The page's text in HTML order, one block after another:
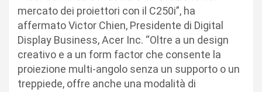
mercato dei proiettori con il C250i”, ha
affermato Victor Chien, Presidente di Digital
Display Business, Acer Inc. “Oltre a un design
creativo e a un form factor che consente la
proiezione multi-angolo senza un supporto o un
treppiede, offre anche una modalità di